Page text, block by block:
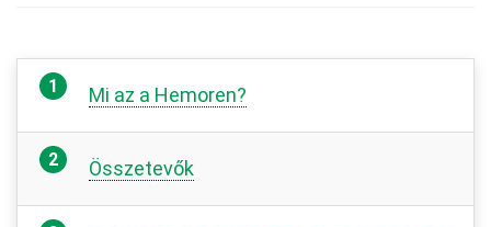
Mi az a Hemoren?
Összetevők